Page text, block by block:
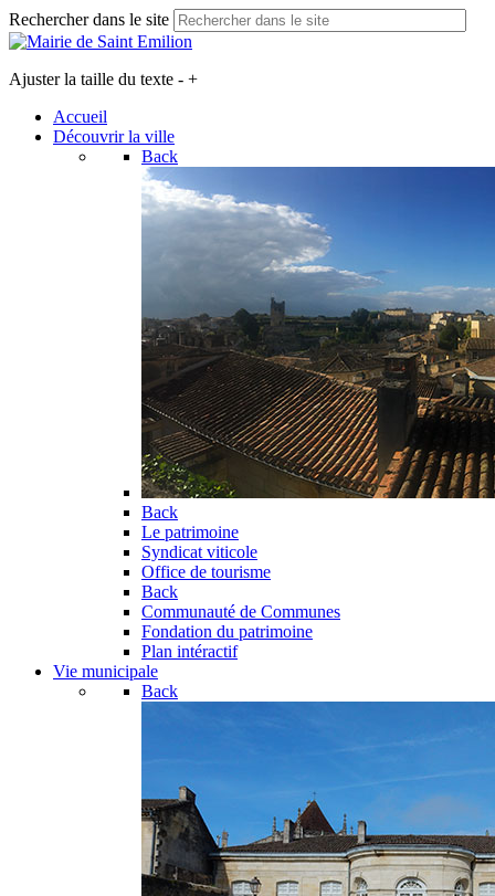
Rechercher dans le site
Ajuster la taille du texte - +
Accueil
Découvrir la ville
Back
Back
Le patrimoine
Syndicat viticole
Office de tourisme
Back
Communauté de Communes
Fondation du patrimoine
Plan intéractif
Vie municipale
Back